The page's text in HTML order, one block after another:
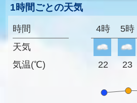
1時間ごとの天気
時間
天気
気温(℃)
4時 5時
22 23